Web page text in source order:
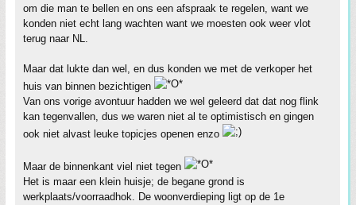
om die man te bellen en ons een afspraak te regelen, want we
konden niet echt lang wachten want we moesten ook weer vlot
terug naar NL.
Maar dat lukte dan wel, en dus konden we met de verkoper het
huis van binnen bezichtigen
Van ons vorige avontuur hadden we wel geleerd dat dat nog flink
kan tegenvallen, dus we waren niet al te optimistisch en gingen
ook niet alvast leuke topicjes openen enzo
Maar de binnenkant viel niet tegen
Het is maar een klein huisje; de begane grond is
werkplaats/voorraadhok. De woonverdieping ligt op de 1e